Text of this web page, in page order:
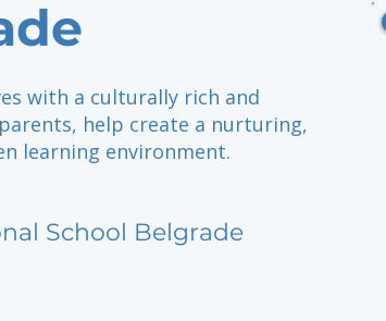
with a culturally rich and
help create a nurturing,
learning environment.
School Belgrade